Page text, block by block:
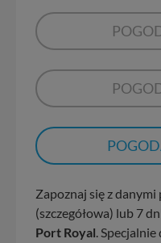
Zapoznaj się z
(szczegółowa) lub 7
Port Royal.